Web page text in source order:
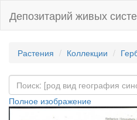
Депозитарий живых
Растения Коллекции
Полное изображение